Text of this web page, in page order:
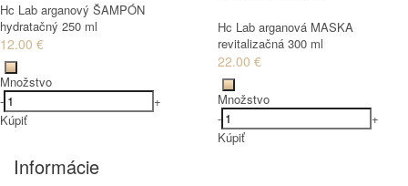
Hc Lab arganový ŠAMPÓN
hydratačný 250 ml
12.00 €
Množstvo
-
+
Kúpiť
Hc Lab arganová MASKA
revitalizačná 300 ml
22.00 €
Množstvo
-
+
Kúpiť
Informácie